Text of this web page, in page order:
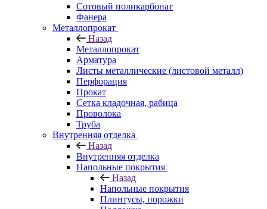
Сотовый поликарбонат
Фанера
Металлопрокат
Назад
Металлопрокат
Арматура
Листы металлические (листовой металл)
Перфорация
Прокат
Сетка кладочная, рабица
Проволока
Труба
Внутренняя отделка
Назад
Внутренняя отделка
Напольные покрытия
Назад
Напольные покрытия
Плинтусы, порожки